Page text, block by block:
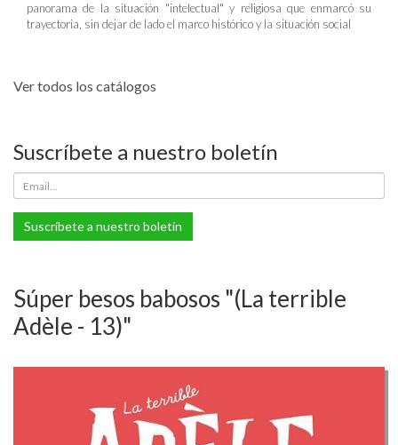
panorama de la situación "intelectual" y religiosa que enmarcó su
trayectoria, sin dejar de lado el marco histórico y la situación social
Ver todos los catálogos
Suscríbete a nuestro boletín
Suscríbete a nuestro boletín
Súper besos babosos "(La terrible
Adèle - 13)"